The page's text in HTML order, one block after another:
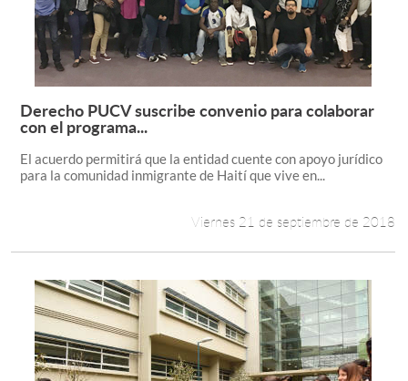
Leer más +
Derecho PUCV suscribe convenio para colaborar
con el programa...
El acuerdo permitirá que la entidad cuente con apoyo jurídico
para la comunidad inmigrante de Haití que vive en...
Viernes 21 de septiembre de 2018